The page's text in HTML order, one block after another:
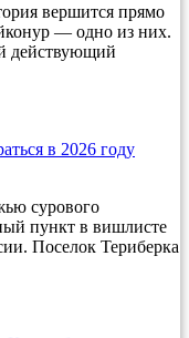
вершится прямо
— одно из них.
действующий
в 2026 году
сурового
пункт в вишлисте
Поселок Териберка